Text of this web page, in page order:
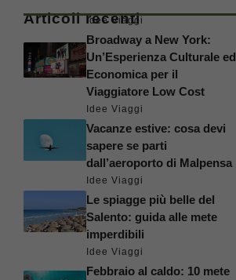
Articoli recenti
Idee Viaggi
Broadway a New York:
Un’Esperienza Culturale ed
Economica per il
Viaggiatore Low Cost
Idee Viaggi
Vacanze estive: cosa devi
sapere se parti
dall’aeroporto di Malpensa
Idee Viaggi
Le spiagge più belle del
Salento: guida alle mete
imperdibili
Idee Viaggi
Febbraio al caldo: 10 mete